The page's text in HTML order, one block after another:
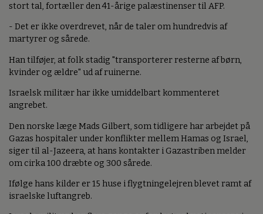
stort tal, fortæller den 41-årige palæstinenser til AFP.
- Det er ikke overdrevet, når de taler om hundredvis af
martyrer og sårede.
Han tilføjer, at folk stadig "transporterer resterne af børn,
kvinder og ældre" ud af ruinerne.
Israelsk militær har ikke umiddelbart kommenteret
angrebet.
Den norske læge Mads Gilbert, som tidligere har arbejdet på
Gazas hospitaler under konflikter mellem Hamas og Israel,
siger til al-Jazeera, at hans kontakter i Gazastriben melder
om cirka 100 dræbte og 300 sårede.
Ifølge hans kilder er 15 huse i flygtningelejren blevet ramt af
israelske luftangreb.